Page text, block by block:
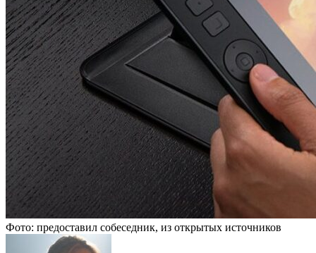
Фото: предоставил собеседник, из открытых источников